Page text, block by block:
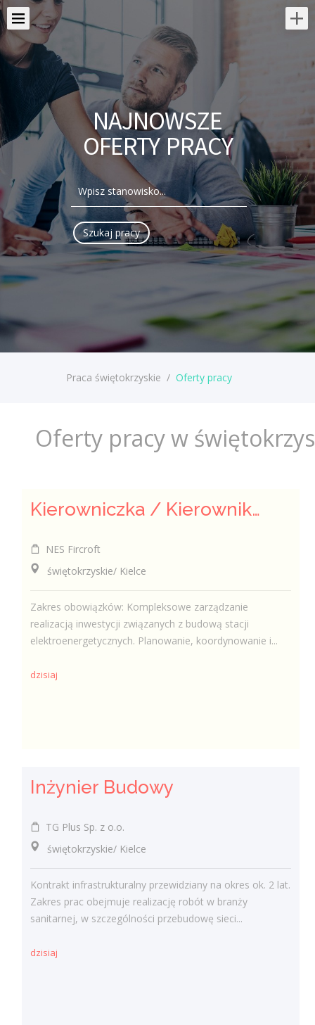
NAJNOWSZE
OFERTY PRACY
Praca świętokrzyskie / Oferty pracy
Oferty pracy w
Kierowniczka / Kierownik projektu – Elektroenergetyka
NES Fircroft
świętokrzyskie/ Kielce
Zakres obowiązków: Kompleksowe zarządzanie
realizacją inwestycji związanych z budową stacji
elektroenergetycznych. Planowanie, koordynowanie i...
dzisiaj
Inżynier Budowy
TG Plus Sp. z o.o.
świętokrzyskie/ Kielce
Kontrakt infrastrukturalny przewidziany na okres ok. 2 lat.
Zakres prac obejmuje realizację robót w branży
sanitarnej, w szczególności przebudowę sieci...
dzisiaj